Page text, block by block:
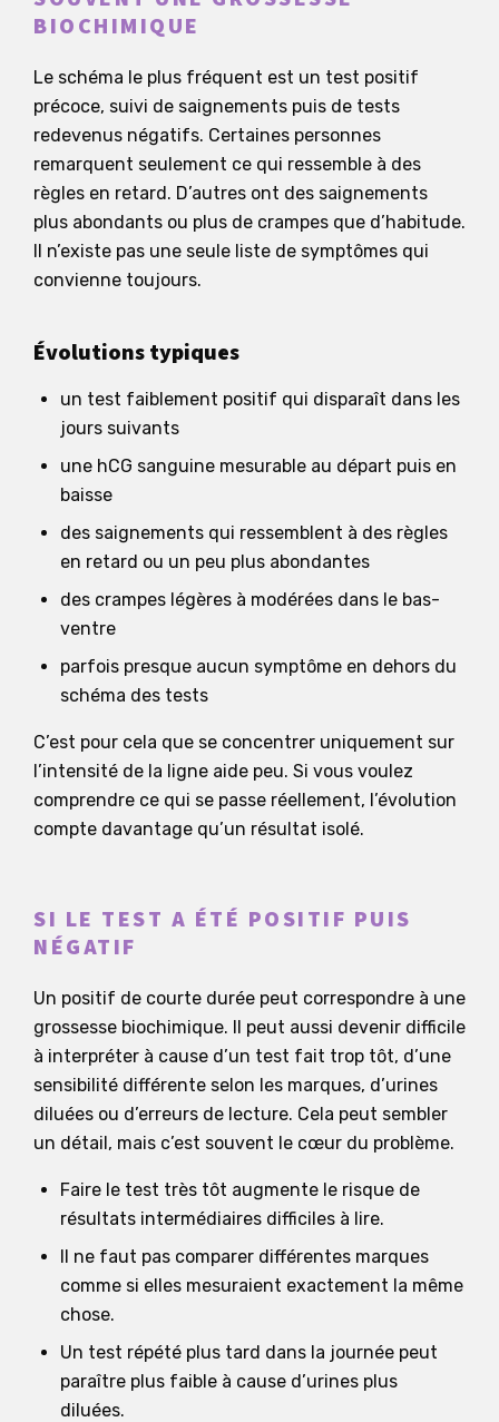
BIOCHIMIQUE
Le schéma le plus fréquent est un test positif
précoce, suivi de saignements puis de tests
redevenus négatifs. Certaines personnes
remarquent seulement ce qui ressemble à des
règles en retard. D’autres ont des saignements
plus abondants ou plus de crampes que d’habitude.
Il n’existe pas une seule liste de symptômes qui
convienne toujours.
Évolutions typiques
un test faiblement positif qui disparaît dans les
jours suivants
une hCG sanguine mesurable au départ puis en
baisse
des saignements qui ressemblent à des règles
en retard ou un peu plus abondantes
des crampes légères à modérées dans le bas-
ventre
parfois presque aucun symptôme en dehors du
schéma des tests
C’est pour cela que se concentrer uniquement sur
l’intensité de la ligne aide peu. Si vous voulez
comprendre ce qui se passe réellement, l’évolution
compte davantage qu’un résultat isolé.
SI LE TEST A ÉTÉ POSITIF PUIS
NÉGATIF
Un positif de courte durée peut correspondre à une
grossesse biochimique. Il peut aussi devenir difficile
à interpréter à cause d’un test fait trop tôt, d’une
sensibilité différente selon les marques, d’urines
diluées ou d’erreurs de lecture. Cela peut sembler
un détail, mais c’est souvent le cœur du problème.
Faire le test très tôt augmente le risque de
résultats intermédiaires difficiles à lire.
Il ne faut pas comparer différentes marques
comme si elles mesuraient exactement la même
chose.
Un test répété plus tard dans la journée peut
paraître plus faible à cause d’urines plus
diluées.